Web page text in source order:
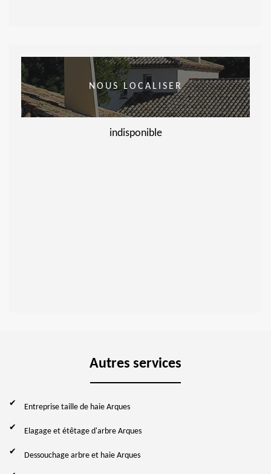
NOUS LOCALISER
indisponible
Autres services
Entreprise taille de haie Arques
Elagage et étêtage d'arbre Arques
Dessouchage arbre et haie Arques